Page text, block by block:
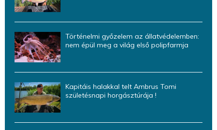
Történelmi győzelem az állatvédelemben:
nem épül meg a világ első polipfarmja
Kapitáis halakkal telt Ambrus Tomi
születésnapi horgásztúrája !